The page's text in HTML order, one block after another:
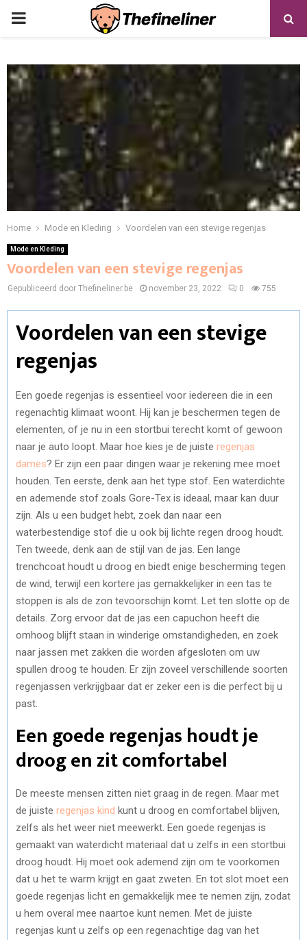
PRIMARY
Home Mode en Kleding Voordelen van een stevige regenjas
Mode en Kleding
Voordelen van een stevige regenjas
Gepubliceerd door Thefineliner.be november 23, 2022 0 755
Voordelen van een stevige
regenjas
Een goede regenjas is essentieel voor iedereen die in een
regenachtig klimaat woont. Hij kan je beschermen tegen de
elementen, of je nu in een stortbui terecht komt of gewoon
naar je auto loopt. Maar hoe kies je de juiste regenjas
dames? Er zijn een paar dingen waar je rekening mee moet
houden. Ten eerste, denk aan het type stof. Een waterdichte
en ademende stof zoals Gore-Tex is ideaal, maar kan duur
zijn. Als u een budget hebt, zoek dan naar een
waterbestendige stof die u ook bij lichte regen droog houdt.
Ten tweede, denk aan de stijl van de jas. Een lange
trenchcoat houdt u droog en biedt enige bescherming tegen
de wind, terwijl een kortere jas gemakkelijker in een tas te
stoppen is als de zon tevoorschijn komt. Let ten slotte op de
details. Zorg ervoor dat de jas een capuchon heeft die
omhoog blijft staan in winderige omstandigheden, en zoek
naar jassen met zakken die worden afgesloten om uw
spullen droog te houden. Er zijn zoveel verschillende soorten
regenjassen verkrijgbaar dat er zeker een is die perfect bij u
past.
Een goede regenjas houdt je
droog en zit comfortabel
De meeste mensen zitten niet graag in de regen. Maar met
de juiste regenjas kind kunt u droog en comfortabel blijven,
zelfs als het weer niet meewerkt. Een goede regenjas is
gemaakt van waterdicht materiaal dat u zelfs in een stortbui
droog houdt. Hij moet ook ademend zijn om te voorkomen
dat u het te warm krijgt en gaat zweten. En tot slot moet een
goede regenjas licht en gemakkelijk mee te nemen zijn, zodat
u hem overal mee naartoe kunt nemen. Met de juiste
regenjas kunt u zelfs op een regenachtige dag van het